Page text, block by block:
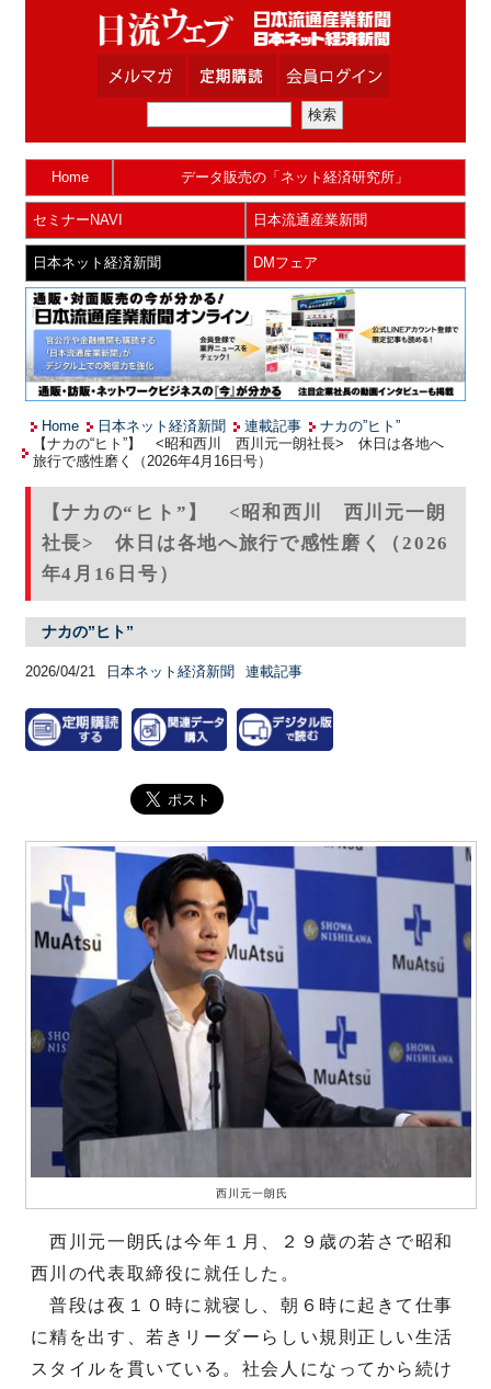
Home データ販売の「ネット経済研究所」
セミナーNAVI 日本流通産業新聞
日本ネット経済新聞 DMフェア
Home 日本ネット経済新聞 連載記事
ナカの”ヒト”
【ナカの“ヒト”】 <昭和西川 西川元一朗社長> 休日は各地へ
旅行で感性磨く（2026年4月16日号）
【ナカの“ヒト”】 <昭和西川 西川元一朗
社長> 休日は各地へ旅行で感性磨く（2026
年4月16日号）
ナカの”ヒト”
2026/04/21 日本ネット経済新聞 連載記事
西川元一朗氏
西川元一朗氏は今年１月、２９歳の若さで昭和
西川の代表取締役に就任した。
普段は夜１０時に就寝し、朝６時に起きて仕事
に精を出す、若きリーダーらしい規則正しい生活
スタイルを貫いている。社会人になってから続け